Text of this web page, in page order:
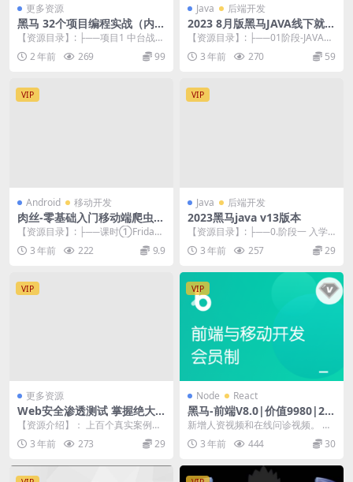
更多资源
黑马 32个项目编程实战（内部
精品）价值58888元
【资源目录】: ├──项目1 中台战略
与组件化开发 | ├──第二章 文件服
务 ...2 年前 269 99
Java 后端开发
2023 8月版黑马JAVA线下就业
班
【资源目录】: ├──01阶段-JAVA基
础| ├──day01基础班（01）....
3 年前 270 59
VIP
Android 移动开发
肉丝-零基础入门移动端爬虫培
训班
【资源目录】: ├──课时①Frida
$NativeFrida hook Nat...
3 年前 222 9.9
VIP
Java 后端开发
2023黑马java v13版本
【资源目录】: ├──0.阶段一 入学
第1课 | ├──00-概述】.mp4 1...
3 年前 257 29
VIP
更多资源
Web安全渗透测试 掌握绝大
多数Web漏洞原理及攻防手段
| 完结
【资源介绍】： 上百个真实案例逐
一讲解，掌握绝大多数Web漏洞原
理及攻防手段 课...
3 年前 273 29
VIP
Node React
黑马-前端V8.0|价值9980|20
23年
新增人资视频和在线问诊视频。 随
着移动互联网的深入发展，多屏互
动和多端兼容友好的...
3 年前 444 30